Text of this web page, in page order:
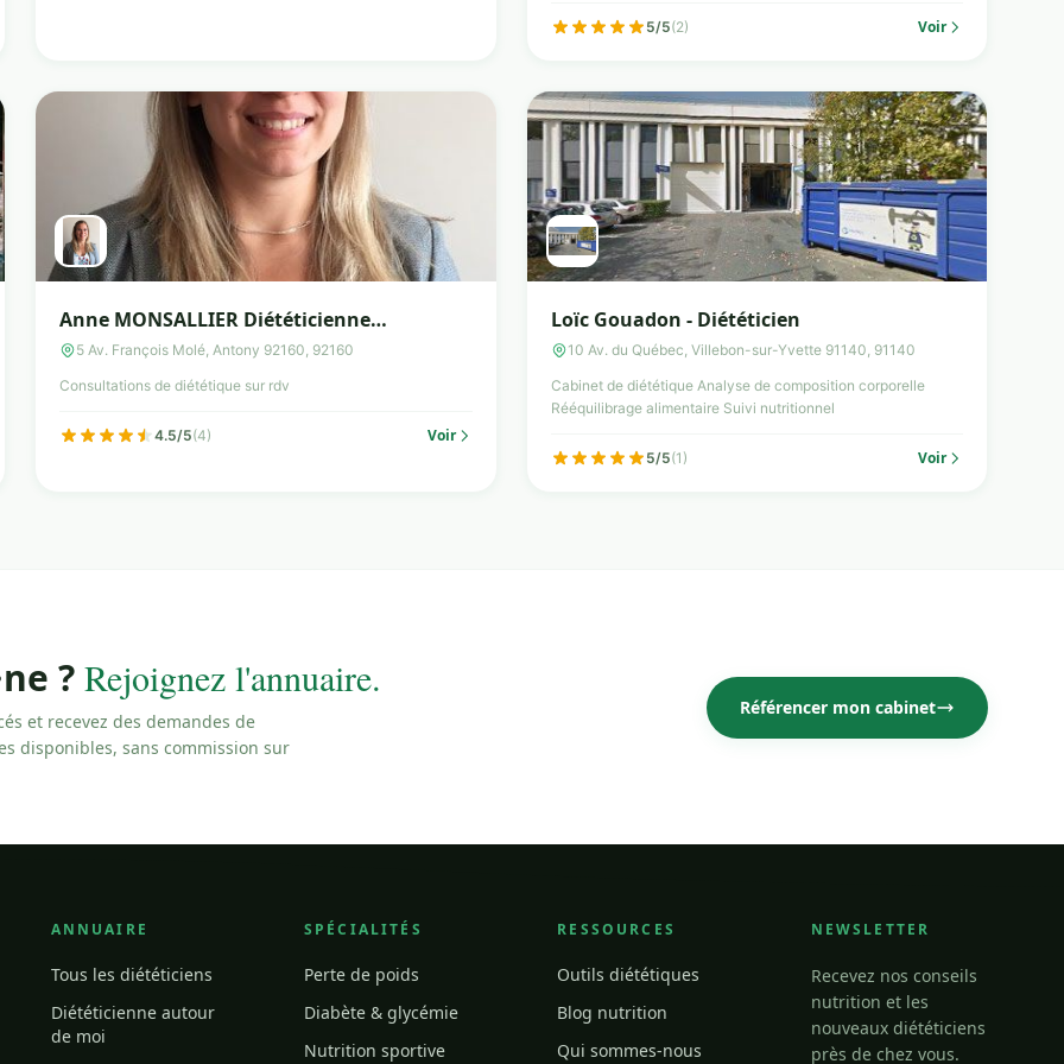
5/5(2) Voir
Anne MONSALLIER Diététicienne
Nutritionniste
5 Av. François Molé, Antony 92160, 92160
Consultations de diététique sur rdv
4.5/5(4) Voir
Loïc Gouadon - Diététicien
10 Av. du Québec, Villebon-sur-Yvette 91140, 91140
Cabinet de diététique Analyse de composition corporelle
Rééquilibrage alimentaire Suivi nutritionnel
5/5(1) Voir
?Rejoignez l'annuaire.
et recevez des demandes de
disponibles, sans commission sur
Référencer mon cabinet
ANNUAIRE
Tous les diététiciens
Diététicienne autour
de moi
SPÉCIALITÉS
Perte de poids
Diabète & glycémie
Nutrition sportive
RESSOURCES
Outils diététiques
Blog nutrition
Qui sommes-nous
NEWSLETTER
Recevez nos conseils
nutrition et les
nouveaux diététiciens
près de chez vous.